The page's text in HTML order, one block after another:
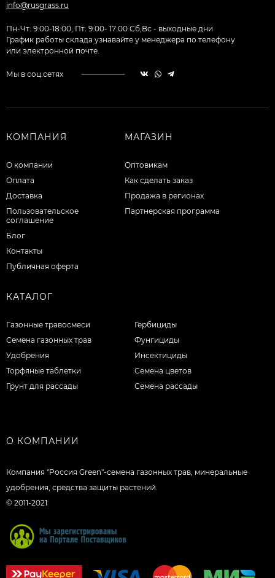
info@rusgrass.ru
Пн-Чт: 9:00-18:00, Пт: 9:00- 17:00 Сб,Вс - выходные дни
График работы склада узнавайте у менеджера по телефону
или электронной почте.
Мы в соц.сетях
КОМПАНИЯ
О компании
Оплата
Доставка
Пользовательское
соглашение
Блог
Контакты
Публичная оферта
МАГАЗИН
Оптовикам
Как сделать заказ
Продажа в регионах
Партнерская программа
КАТАЛОГ
Газонные травосмеси
Семена газонных трав
Удобрения
Торфяные таблетки
Грунт для рассады
Гербициды
Фунгициды
Инсектициды
Семена цветов
Семена рассады
О КОМПАНИИ
Компания "Россия Green"-семена газонных трав, минеральные
удобрения, средства защиты растений.
© 2011-2021